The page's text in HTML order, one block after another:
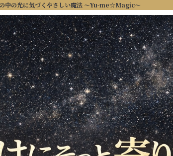
中の光に気づくやさしい魔法 ～Yu-me☆Magic～